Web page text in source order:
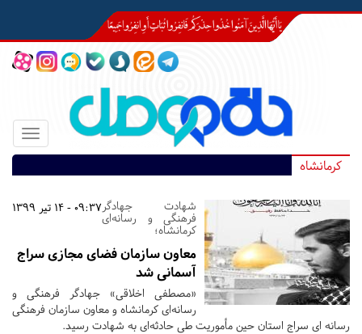
Toggle
کرمانشاه
09:37 - 14 تیر 1399 شهادت جهادگر
فرهنگی و رسانه‌ای
کرمانشاه؛
معاون سازمان فضای مجازی سراج
آسمانی شد
«مصطفی اخلاقی» جهادگر فرهنگی و
رسانه‌ای کرمانشاه و معاون سازمان فرهنگی
رسانه ای سراج استان حین مأموریت طی حادثه‌ای به شهادت رسید.